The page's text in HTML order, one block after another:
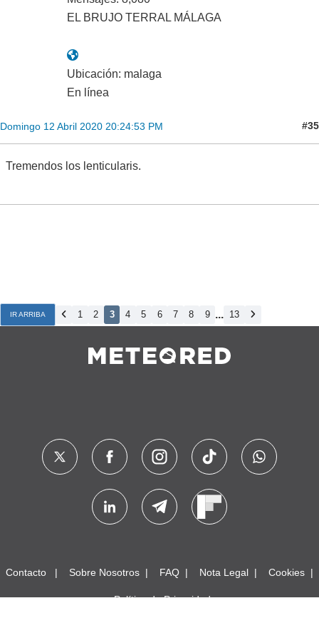
EL BRUJO TERRAL MÁLAGA
Ubicación: malaga
En línea
Domingo 12 Abril 2020 20:24:53 PM #35
Tremendos los lenticularis.
IR ARRIBA 1 2 3 4 5 6 7 8 9 ... 13
Contacto Sobre Nosotros FAQ Nota Legal Cookies
Política de Privacidad